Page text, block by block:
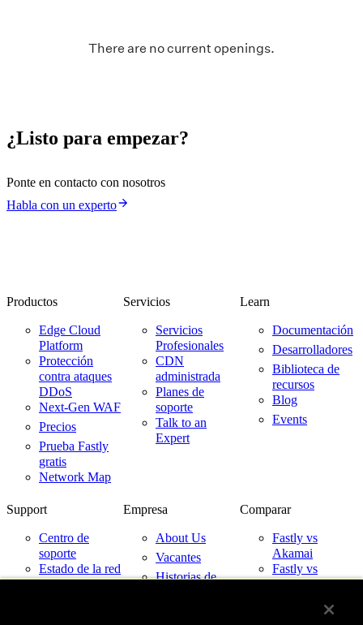
¿Listo para empezar?
Ponte en contacto con nosotros
Habla con un experto
Productos
Edge Cloud
Platform
Protección
contra ataques
DDoS
Next-Gen WAF
Precios
Prueba Fastly
gratis
Network Map
Servicios
Servicios
Profesionales
CDN
administrada
Planes de
soporte
Talk to an
Expert
Learn
Documentación
Desarrolladores
Biblioteca de
recursos
Blog
Events
Support
Centro de
soporte
Estado de la red
Empresa
About Us
Vacantes
Historias de
Comparar
Fastly vs
Akamai
Fastly vs
Cloudflare